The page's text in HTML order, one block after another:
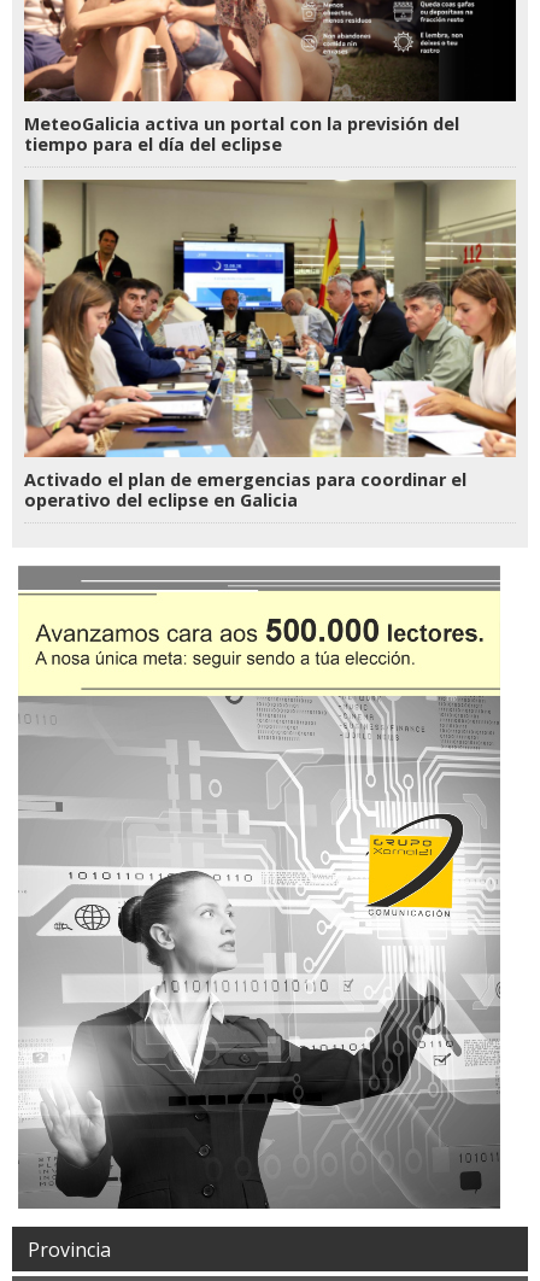
MeteoGalicia activa un portal con la previsión del
tiempo para el día del eclipse
Activado el plan de emergencias para coordinar el
operativo del eclipse en Galicia
Provincia